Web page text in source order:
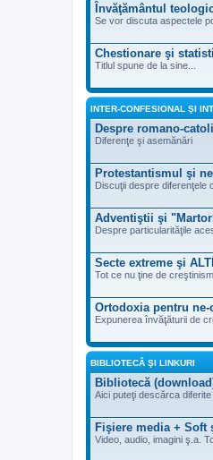
Învăţământul
Se vor discuta aspectele
Chestionare şi
Titlul spune de la sine...
INTER-CONFESIONAL ŞI
Despre romano-
Diferenţe şi asemănări
Protestantismul şi
Discuţii despre diferenţele
Adventiştii şi
Despre particularităţile
Secte extreme şi
Tot ce nu ţine de creştinism
Ortodoxia pentru
Expunerea învăţăturii de
BIBLIOTECĂ ŞI LINKURI
Bibliotecă
Aici puteţi descărca
Fişiere media + Soft
Video, audio, imagini ş.a.